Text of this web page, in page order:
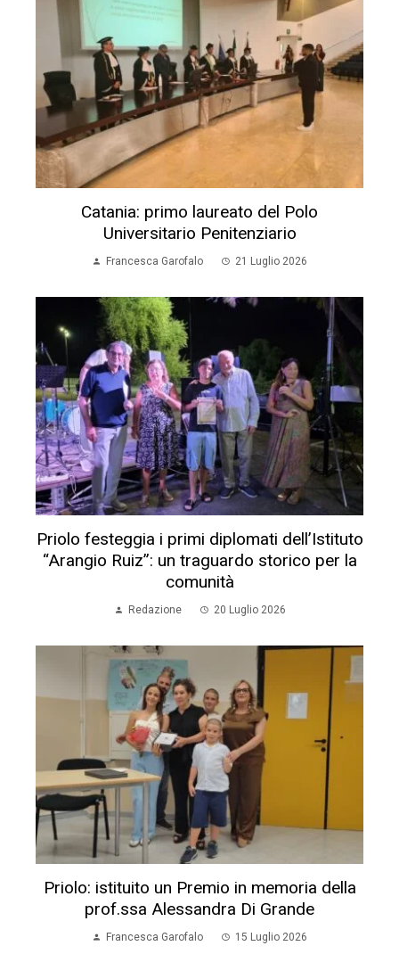
Catania: primo laureato del Polo
Universitario Penitenziario
Francesca Garofalo 21 Luglio 2026
Priolo festeggia i primi diplomati dell’Istituto
“Arangio Ruiz”: un traguardo storico per la
comunità
Redazione 20 Luglio 2026
Priolo: istituito un Premio in memoria della
prof.ssa Alessandra Di Grande
Francesca Garofalo 15 Luglio 2026